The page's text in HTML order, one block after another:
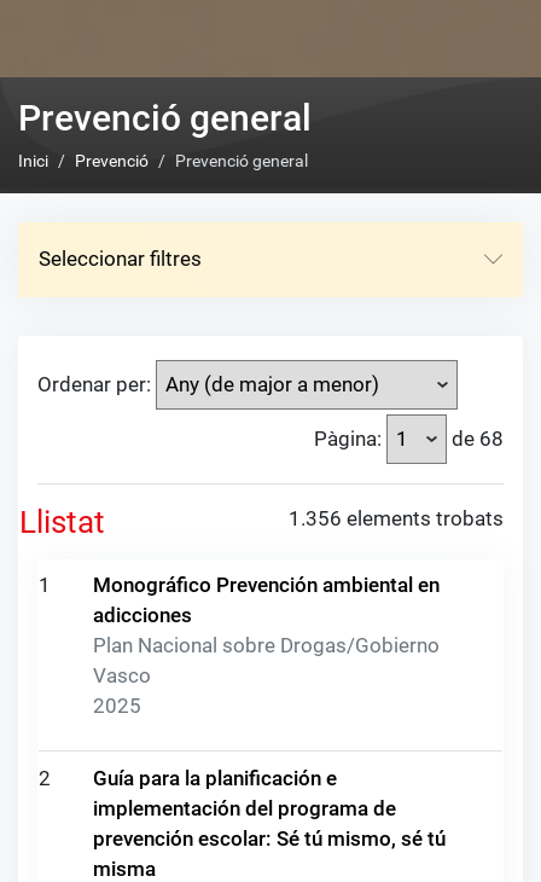
Prevenció general
Inici Prevenció Prevenció general
Seleccionar filtres
Ordenar per:
Pàgina: de 68
1.356 elements trobats
Llistat
1
Monográfico Prevención ambiental en
adicciones
Plan Nacional sobre Drogas/Gobierno
Vasco
2025
2
Guía para la planificación e
implementación del programa de
prevención escolar: Sé tú mismo, sé tú
misma